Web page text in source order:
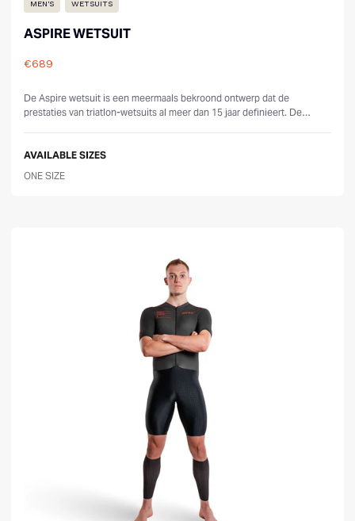
MEN'S WETSUITS
ASPIRE WETSUIT
€689
De Aspire wetsuit is een meermaals bekroond ontwerp dat de
prestaties van triatlon-wetsuits al meer dan 15 jaar definieert. De
AVAILABLE SIZES
ONE SIZE